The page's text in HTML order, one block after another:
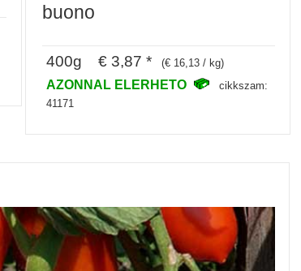
buono
400g € 3,87 * (€ 16,13 / kg)
AZONNAL ELERHETO
cikkszam:
41171